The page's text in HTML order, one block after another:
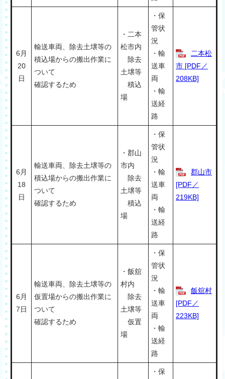
6月
20
日
輸送車両、除去土壌等の
積込場からの搬出作業に
ついて
確認するため
・二本
松市内
除去
土壌等
積込
場
・保
管状
況
・輸
送車
両
・輸
送経
路
二本松
市 [PDF／
208KB]
6月
18
日
輸送車両、除去土壌等の
積込場からの搬出作業に
ついて
確認するため
・郡山
市内
除去
土壌等
積込
場
・保
管状
況
・輸
送車
両
・輸
送経
路
郡山市
[PDF／
219KB]
6月
7日
輸送車両、除去土壌等の
仮置場からの搬出作業に
ついて
確認するため
・飯舘
村内
除去
土壌等
仮置
場
・保
管状
況
・輸
送車
両
・輸
送経
路
飯舘村
[PDF／
223KB]
・保